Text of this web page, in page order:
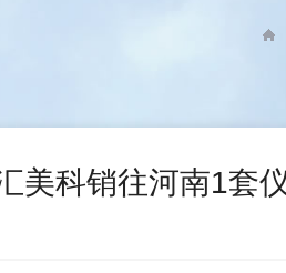
美科销往河南1套